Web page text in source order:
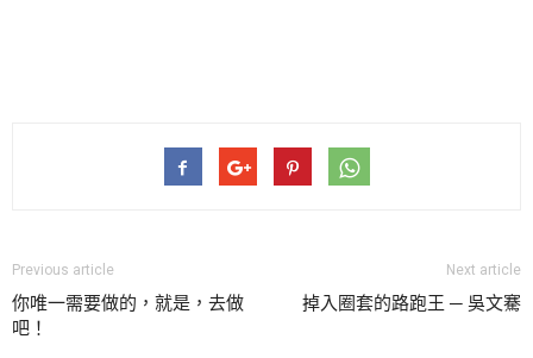
Previous article
你唯一需要做的，就是，去做
吧！
Next article
掉入圈套的路跑王 ─ 吳文騫